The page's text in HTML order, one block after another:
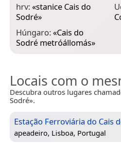
hrv:«stanice Cais do
Sodré»
Húngaro:«Cais do
Sodré metróállomás»
Locais com o
Descubra outros lugares
Sodré».
Estação Ferroviária do Cais
apeadeiro, Lisboa, Portugal